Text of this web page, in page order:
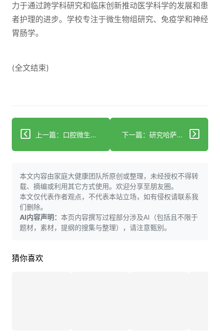
力于通过跨学科研究和临床创新推动医学科学的发展和患
者护理的进步。学校专注于微生物组研究、免疫学和神经
胃肠学。
(全文结束)
上一篇：口腔微生物组多样性与更长睡眠时间相关——Marie-Rachelle Narcisse博士访谈 下一篇：研究哈萨克斯坦里海沿岸H5N1疫情中死亡天鹅的16S微生物组
本文内容由家庭大健康团队所原创或整理，未经授权不得转
载、摘编或利用其它方式使用。欢迎分享至朋友圈。
本文仅代表作者观点，不代表本站立场，如有侵权请联系我
们删除。
AI内容声明： 本页内容撰写过程部分涉及AI（包括且不限于
题材，素材，提纲的搜集与整理），请注意甄别。
猜你喜欢